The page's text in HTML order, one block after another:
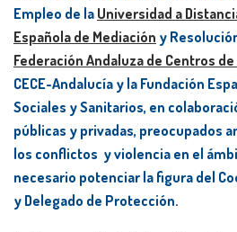
Empleo de la Universidad a
Española de Mediación y
Federación Andaluza de Centros
CECE-Andalucía y la Fundación
Sociales y Sanitarios, en
públicas y privadas, preocupados
los conflictos y violencia en el
necesario potenciar la figura del
y Delegado de Protección.